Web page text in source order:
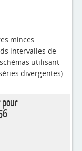
minces
intervalles de
utilisant
divergentes).
pour